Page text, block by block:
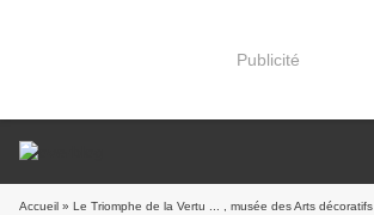
Publicité
Accueil » Le Triomphe de la Vertu ... , musée des Arts décoratifs